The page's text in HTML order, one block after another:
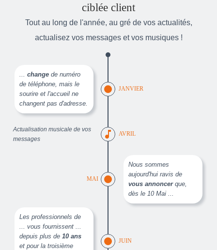
ciblée client
Tout au long de l'année, au gré de vos actualités,
actualisez vos messages et vos musiques !
...change de numéro
de téléphone, mais le
sourire et l'accueil ne
changent pas d'adresse.
JANVIER
Actualisation musicale de vos
messages
music_note AVRIL
MAI
Nous sommes
aujourd'hui ravis de
vous annoncerque,
dès le 10 Mai ...
Les professionnels de
... vous fournissent ...
depuis plus de10 ans
et pour la troisième
JUIN